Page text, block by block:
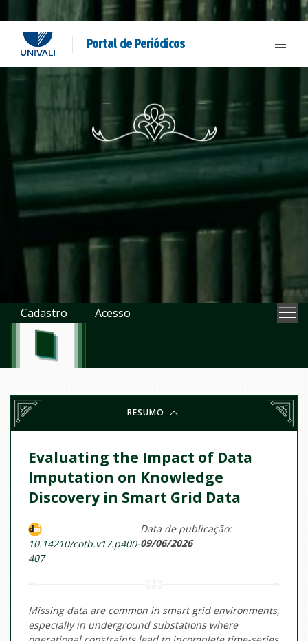
Portal de Periódicos
Cadastro Acesso
RESUMO
Evaluating the Impact of Data
Imputation on Knowledge
Discovery in Smart Grid Data
10.14210/cotb.v17.p400-
407
Data de publicação:
09/06/2026
Missing data are common in smart grid environments,
especially in underground substations where